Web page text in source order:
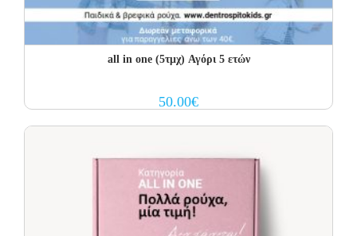
all in one (5τμχ) Αγόρι 5 ετών
50.00€